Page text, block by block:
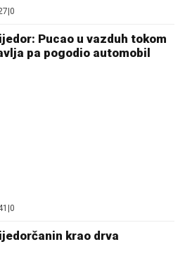
0
Pucao u vazduh tokom
pa pogodio automobil
0
krao drva